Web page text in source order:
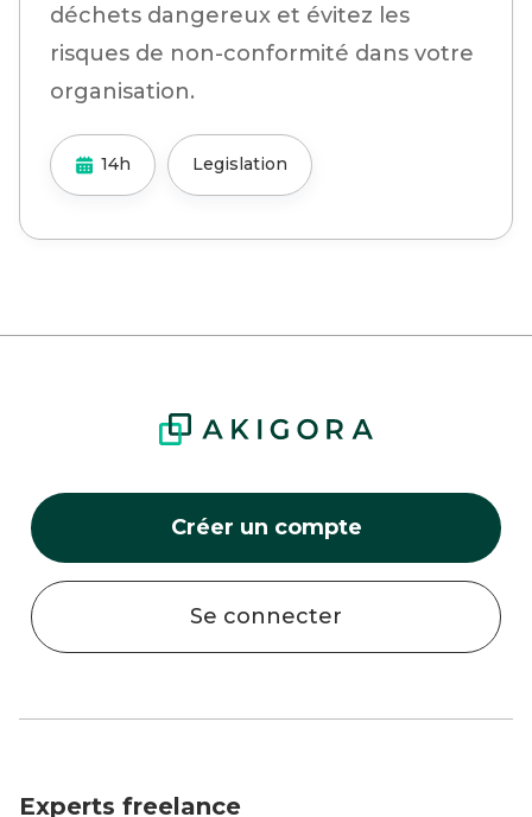
déchets dangereux et évitez les
risques de non-conformité dans votre
organisation.
14h Legislation
Créer un compte
Se connecter
Experts freelance